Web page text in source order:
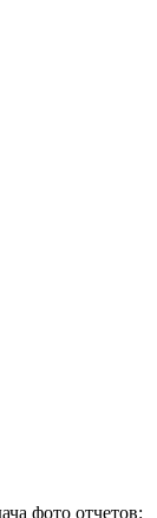
фото отчетов: